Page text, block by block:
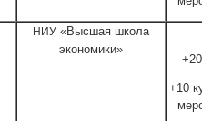
НИУ«Выс­шая шко­ла
экономики»
+10